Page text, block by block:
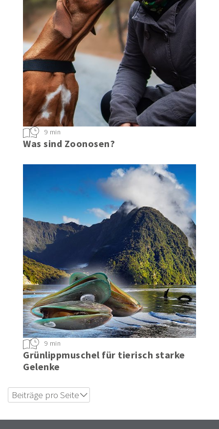
Was sind Zoonosen?
9 min
Grünlippmuschel für tierisch starke
Gelenke
9 min
Beiträge pro Seite
12